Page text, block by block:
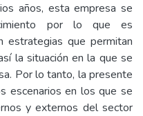
años, esta empresa se
por lo que es
estrategias que permitan
la situación en la que se
Por lo tanto, la presente
escenarios en los que se
y externos del sector